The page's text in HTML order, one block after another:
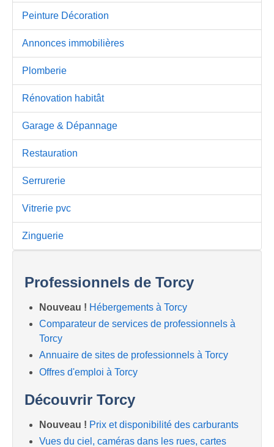
Peinture Décoration
Annonces immobilières
Plomberie
Rénovation habitât
Garage & Dépannage
Restauration
Serrurerie
Vitrerie pvc
Zinguerie
Professionnels de Torcy
Nouveau ! Hébergements à Torcy
Comparateur de services de professionnels à
Torcy
Annuaire de sites de professionnels à Torcy
Offres d'emploi à Torcy
Découvrir Torcy
Nouveau ! Prix et disponibilité des carburants
Vues du ciel, caméras dans les rues, cartes